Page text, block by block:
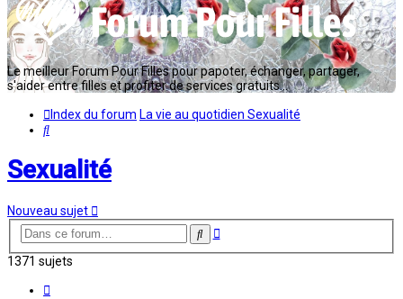
Le meilleur Forum Pour Filles pour papoter, échanger, partager,
s'aider entre filles et profiter de services gratuits...
Index du forum La vie au quotidien Sexualité
Rechercher
Sexualité
Nouveau sujet
Rechercher
Recherche
1371 sujets